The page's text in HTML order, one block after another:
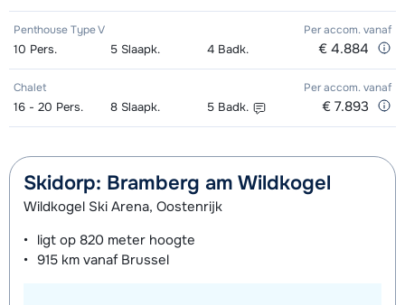
Penthouse Type V Per accom. vanaf
10 Pers. 5 Slaapk. 4 Badk. € 4.884
Chalet Per accom. vanaf
16 - 20 Pers. 8 Slaapk. 5 Badk. € 7.893
Skidorp: Bramberg am Wildkogel
Wildkogel Ski Arena, Oostenrijk
ligt op 820 meter hoogte
915 km vanaf Brussel